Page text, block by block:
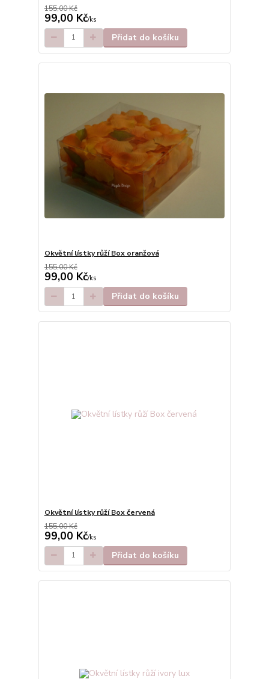
155,00 Kč
99,00 Kč/ks
Přidat do košíku
Okvětní lístky růží Box oranžová
155,00 Kč
99,00 Kč/ks
Přidat do košíku
Okvětní lístky růží Box červená
155,00 Kč
99,00 Kč/ks
Přidat do košíku